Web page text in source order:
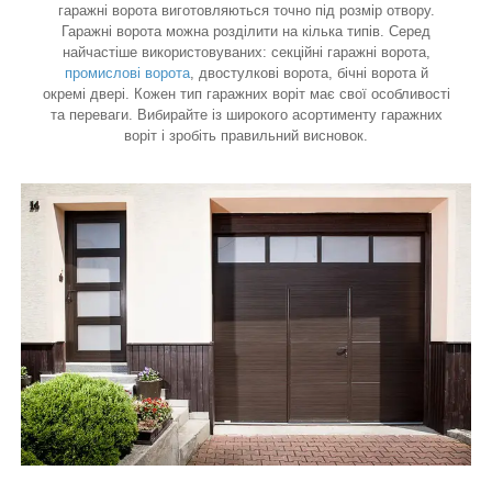
гаражні ворота виготовляються точно під розмір отвору.
Гаражні ворота можна розділити на кілька типів. Серед
найчастіше використовуваних: секційні гаражні ворота,
промислові ворота, двостулкові ворота, бічні ворота й
окремі двері. Кожен тип гаражних воріт має свої особливості
та переваги. Вибирайте із широкого асортименту гаражних
воріт і зробіть правильний висновок.